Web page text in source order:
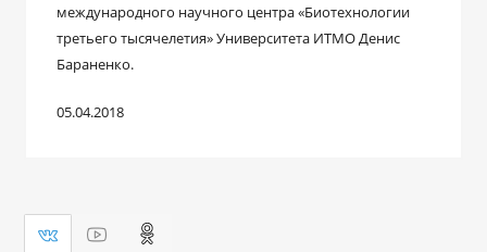
международного научного центра «Биотехнологии
третьего тысячелетия» Университета ИТМО Денис
Бараненко.
05.04.2018